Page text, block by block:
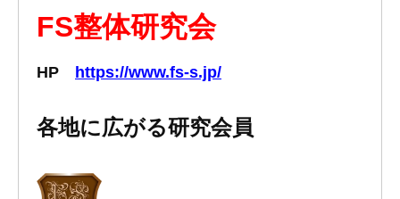
FS整体研究会
HP https://www.fs-s.jp/
各地に広がる研究会員